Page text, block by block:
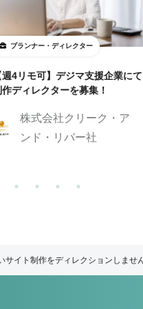
プランナー・ディレクター
週4リモ可】デジマ支援企業にて
作ディレクターを募集！
株式会社クリーク・ア
ンド・リバー社
イト制作をディレクションしませ